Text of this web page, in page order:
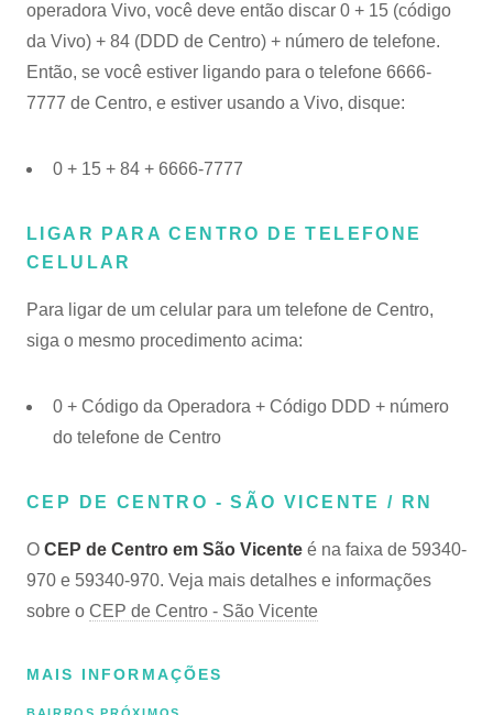
operadora Vivo, você deve então discar 0 + 15 (código
da Vivo) + 84 (DDD de Centro) + número de telefone.
Então, se você estiver ligando para o telefone 6666-
7777 de Centro, e estiver usando a Vivo, disque:
0 + 15 + 84 + 6666-7777
LIGAR PARA CENTRO DE TELEFONE
CELULAR
Para ligar de um celular para um telefone de Centro,
siga o mesmo procedimento acima:
0 + Código da Operadora + Código DDD + número
do telefone de Centro
CEP DE CENTRO - SÃO VICENTE / RN
O CEP de Centro em São Vicente é na faixa de 59340-
970 e 59340-970. Veja mais detalhes e informações
sobre o CEP de Centro - São Vicente
MAIS INFORMAÇÕES